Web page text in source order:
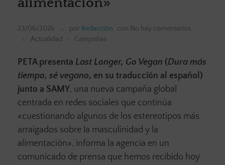
23/06/2026 por Redacción con No hay comentarios
Actualidad
Campañas
PETA presenta Last Longer, Go Vegan (Dura más
tiempo, sé vegano, en su traducción al español)
junto a SAMY, una nueva campaña global
centrada en redes sociales que continúa
«cuestionando algunos de los estereotipos más
arraigados sobre la masculinidad y la
alimentación», informa la agencia en un
comunicado de prensa que hemos recibido hoy